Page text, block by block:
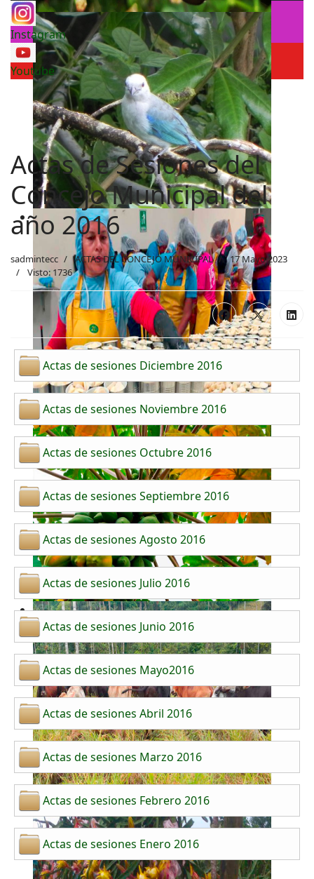
Instagram
Youtube
Actas de Sesiones del
Concejo Municipal del
año 2016
sadmintecc ACTAS DEL CONCEJO MUNICIPAL
17 Mayo 2023
Visto: 1736
Actas de sesiones Diciembre 2016
Actas de sesiones Noviembre 2016
Actas de sesiones Octubre 2016
Actas de sesiones Septiembre 2016
Actas de sesiones Agosto 2016
Actas de sesiones Julio 2016
Actas de sesiones Junio 2016
Actas de sesiones Mayo2016
Actas de sesiones Abril 2016
Actas de sesiones Marzo 2016
Actas de sesiones Febrero 2016
Actas de sesiones Enero 2016